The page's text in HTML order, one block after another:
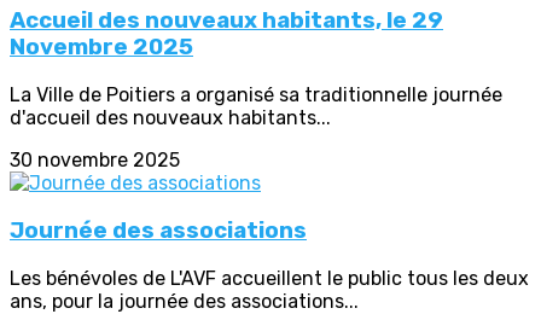
Accueil des nouveaux habitants, le 29
Novembre 2025
La Ville de Poitiers a organisé sa traditionnelle journée
d'accueil des nouveaux habitants...
30 novembre 2025
Journée des associations
Les bénévoles de L'AVF accueillent le public tous les deux
ans, pour la journée des associations...